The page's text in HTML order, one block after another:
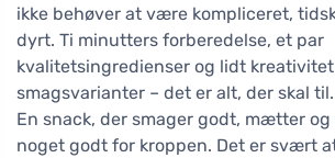
ikke behøver at være kompliceret,
dyrt. Ti minutters forberedelse, et par
kvalitetsingredienser og lidt
smagsvarianter – det er alt, der skal
En snack, der smager godt, mætter
noget godt for kroppen. Det er svært